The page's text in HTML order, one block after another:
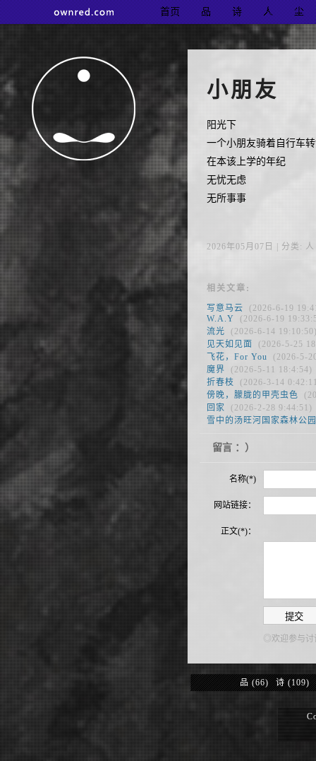
首页 品 诗 人 尘
小朋友
阳光下
一个小朋友骑着自行车
在本该上学的年纪
无忧无虑
无所事事
2026年05月07日 | 分类:
相关文章:
写意马云 (2026-6-19
W.A.Y (2026-6-19
流光 (2026-6-14
见天如见面
(2026-5-25
飞花，For You (2026-5-
魔界 (2026-5-11 18:4:54)
折春枝 (2026-3-14
傍晚，朦胧的甲壳虫色
回家 (2026-2-28 9:44:51)
雪中的汤旺河国家森林公园
留言 ：）
名称(*)
网站链接：
正文(*)：
◎欢迎参与讨
品 (66) 诗 (109)